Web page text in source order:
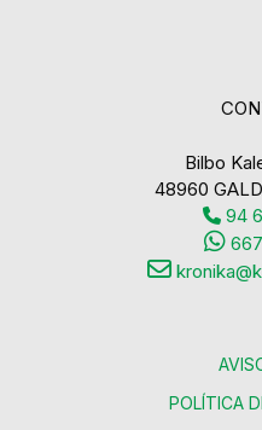
Bilbo
48960
94
POLÍTICA